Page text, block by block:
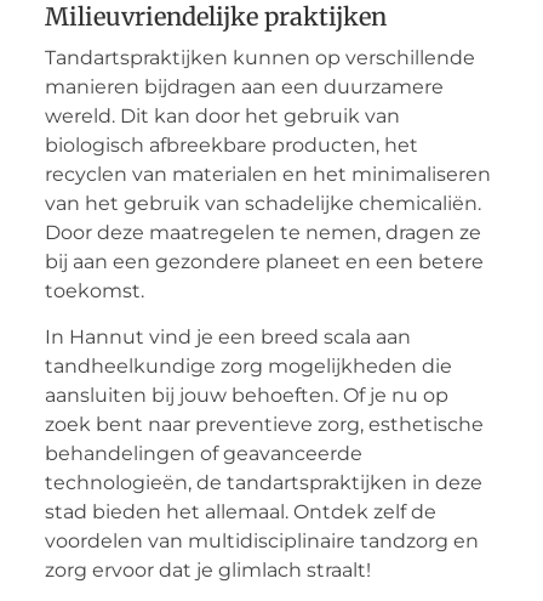
Milieuvriendelijke praktijken
Tandartspraktijken kunnen op verschillende
manieren bijdragen aan een duurzamere
wereld. Dit kan door het gebruik van
biologisch afbreekbare producten, het
recyclen van materialen en het minimaliseren
van het gebruik van schadelijke chemicaliën.
Door deze maatregelen te nemen, dragen ze
bij aan een gezondere planeet en een betere
toekomst.
In Hannut vind je een breed scala aan
tandheelkundige zorg mogelijkheden die
aansluiten bij jouw behoeften. Of je nu op
zoek bent naar preventieve zorg, esthetische
behandelingen of geavanceerde
technologieën, de tandartspraktijken in deze
stad bieden het allemaal. Ontdek zelf de
voordelen van multidisciplinaire tandzorg en
zorg ervoor dat je glimlach straalt!